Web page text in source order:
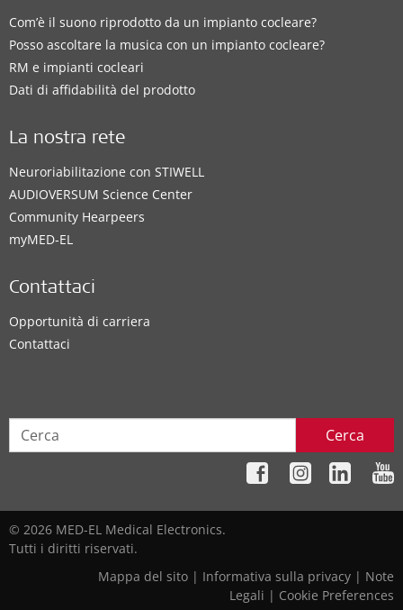
Com’è il suono riprodotto da un impianto cocleare?
Posso ascoltare la musica con un impianto cocleare?
RM e impianti cocleari
Dati di affidabilità del prodotto
La nostra rete
Neuroriabilitazione con STIWELL
AUDIOVERSUM Science Center
Community Hearpeers
myMED‑EL
Contattaci
Opportunità di carriera
Contattaci
Cerca
© 2026 MED-EL Medical Electronics.
Tutti i diritti riservati.
Mappa del sito | Informativa sulla privacy | Note
Legali | Cookie Preferences